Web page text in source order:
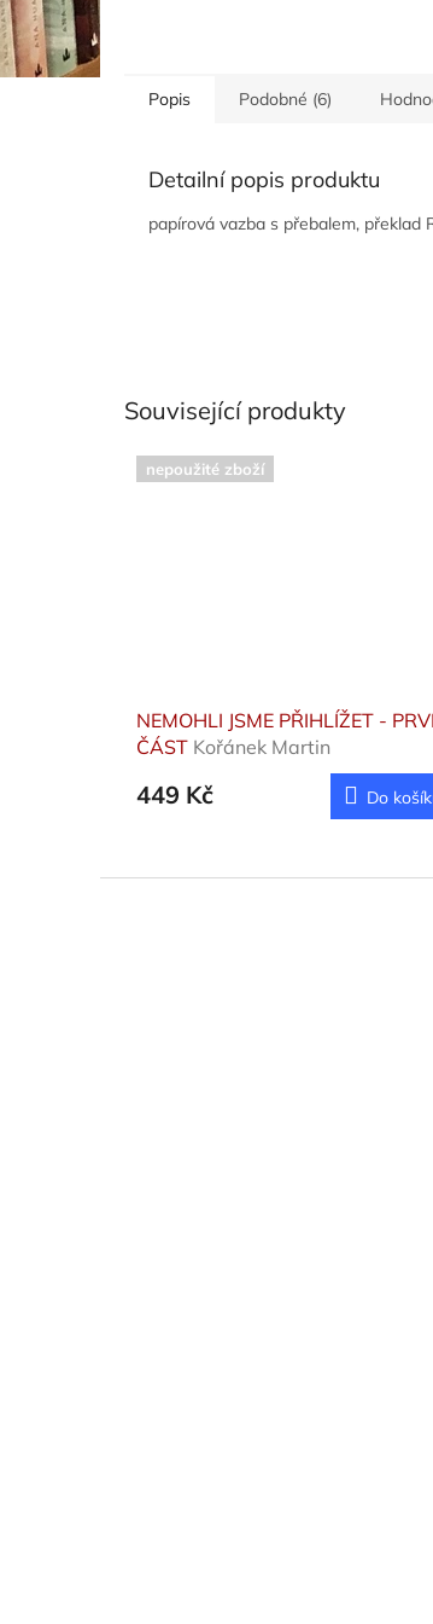
Popis Podobné (6)
Detailní popis produktu
papírová vazba s přebalem, překlad
Související produkty
nepoužité zboží
NEMOHLI JSME PŘIHLÍŽET -
ČÁST Kořánek Martin
449 Kč Do